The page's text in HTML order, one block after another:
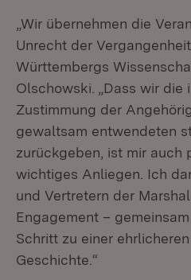
„Wir übernehmen die
Unrecht der
Württembergs
Olschowski. „Dass wir die
Zustimmung der
gewaltsam entwendeten
zurückgeben, ist mir auch
wichtiges Anliegen. Ich
und Vertretern der
Engagement –
Schritt zu einer
Geschichte.“